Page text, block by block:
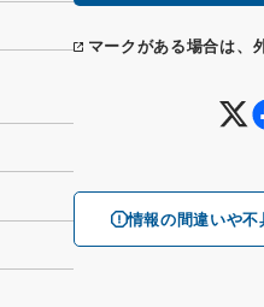
マークがある場合は、
情報の間違いや